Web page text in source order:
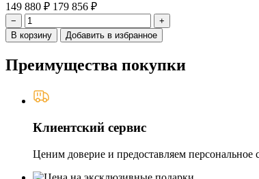
149 880 ₽ 179 856 ₽
−
+
В корзину
Добавить в избранное
Преимущества покупки
Клиентский сервис
Ценим доверие и предоставляем